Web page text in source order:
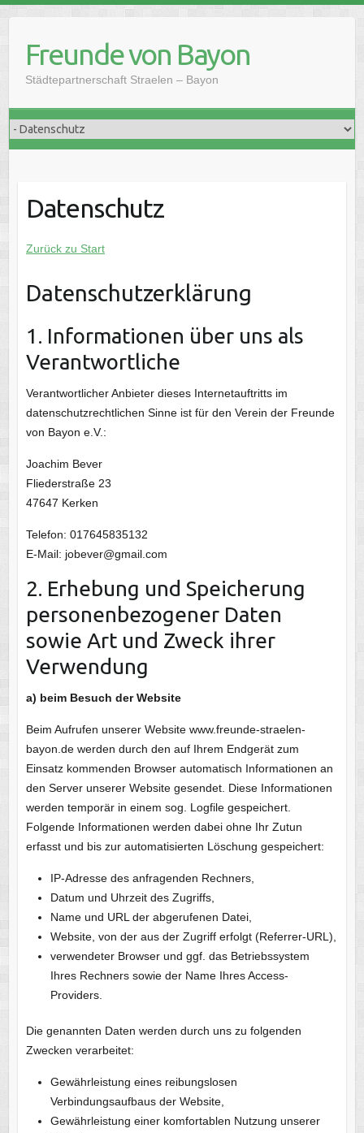
contentFreunde von Bayon
Städtepartnerschaft Straelen – Bayon
Datenschutz
Zurück zu Start
Datenschutzerklärung
1. Informationen über uns als
Verantwortliche
Verantwortlicher Anbieter dieses Internetauftritts im
datenschutzrechtlichen Sinne ist für den Verein der Freunde
von Bayon e.V.:
Joachim Bever
Fliederstraße 23
47647 Kerken
Telefon: 017645835132
E-Mail: jobever@gmail.com
2. Erhebung und Speicherung
personenbezogener Daten
sowie Art und Zweck ihrer
Verwendung
a) beim Besuch der Website
Beim Aufrufen unserer Website www.freunde-straelen-
bayon.de werden durch den auf Ihrem Endgerät zum
Einsatz kommenden Browser automatisch Informationen an
den Server unserer Website gesendet. Diese Informationen
werden temporär in einem sog. Logfile gespeichert.
Folgende Informationen werden dabei ohne Ihr Zutun
erfasst und bis zur automatisierten Löschung gespeichert:
IP-Adresse des anfragenden Rechners,
Datum und Uhrzeit des Zugriffs,
Name und URL der abgerufenen Datei,
Website, von der aus der Zugriff erfolgt (Referrer-URL),
verwendeter Browser und ggf. das Betriebssystem
Ihres Rechners sowie der Name Ihres Access-
Providers.
Die genannten Daten werden durch uns zu folgenden
Zwecken verarbeitet:
Gewährleistung eines reibungslosen
Verbindungsaufbaus der Website,
Gewährleistung einer komfortablen Nutzung unserer